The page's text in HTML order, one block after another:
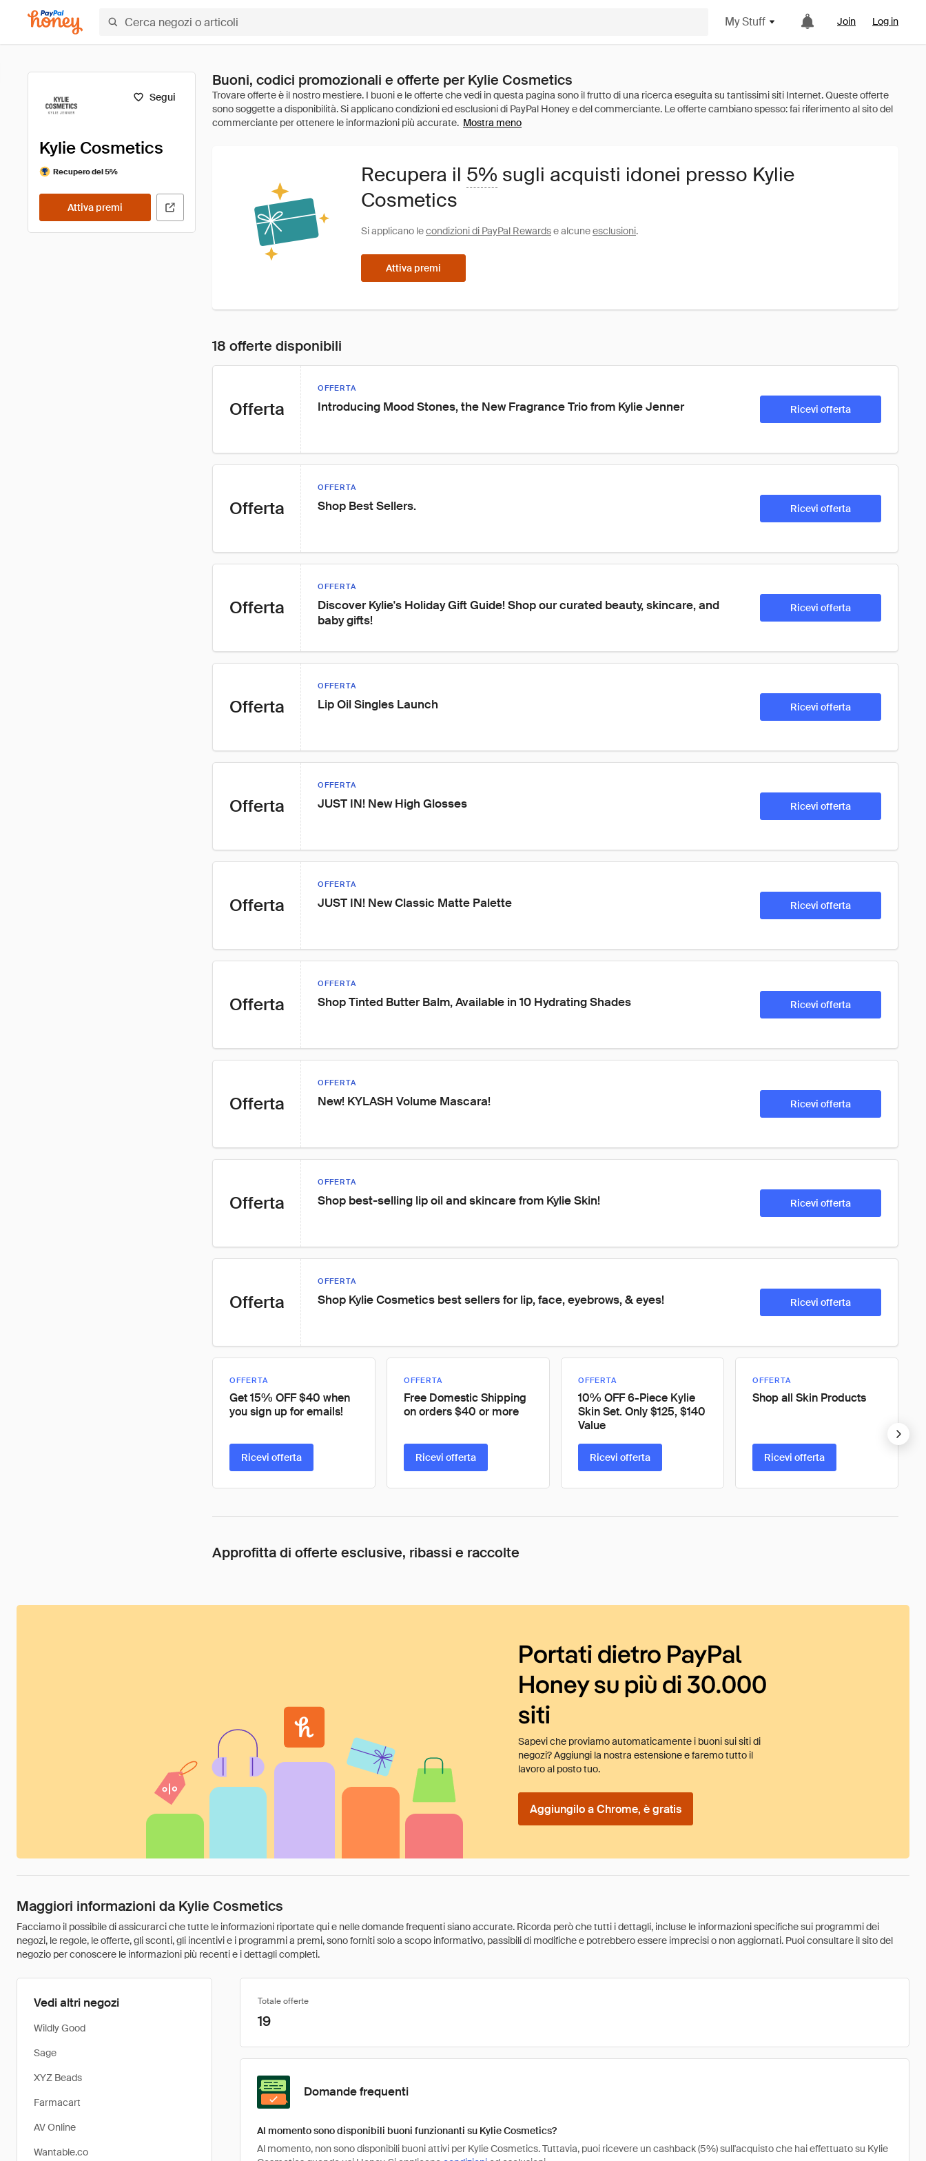
My Stuff Join Log in
Segui
Kylie Cosmetics
Recupero del 5%
Attiva premi
Buoni, codici promozionali e offerte per Kylie Cosmetics
Mostra meno
Recupera il 5% sugli acquisti idonei presso Kylie
Cosmetics
Si applicano lecondizioni di PayPal Rewardse alcuneesclusioni.
Attiva premi
18 offerte disponibili
Offerta
OFFERTA
Introducing Mood Stones, the New Fragrance Trio from Kylie Jenner Ricevi offerta
Offerta
OFFERTA
Shop Best Sellers. Ricevi offerta
Offerta
OFFERTA
Discover Kylie's Holiday Gift Guide! Shop our curated beauty, skincare, and
baby gifts!
Ricevi offerta
Offerta
OFFERTA
Lip Oil Singles Launch Ricevi offerta
Offerta
OFFERTA
JUST IN! New High Glosses Ricevi offerta
Offerta
OFFERTA
JUST IN! New Classic Matte Palette Ricevi offerta
Offerta
OFFERTA
Shop Tinted Butter Balm, Available in 10 Hydrating Shades Ricevi offerta
Offerta
OFFERTA
New! KYLASH Volume Mascara! Ricevi offerta
Offerta
OFFERTA
Shop best-selling lip oil and skincare from Kylie Skin! Ricevi offerta
Offerta
OFFERTA
Shop Kylie Cosmetics best sellers for lip, face, eyebrows, & eyes! Ricevi offerta
OFFERTA
Get 15% OFF $40 when
you sign up for emails!
Ricevi offerta
OFFERTA
Free Domestic Shipping
on orders $40 or more
Ricevi offerta
OFFERTA
10% OFF 6-Piece Kylie
Skin Set. Only $125, $140
Value
Ricevi offerta
OFFERTA
Shop all Skin Products
Ricevi offerta
Approfitta di offerte esclusive, ribassi e raccolte
Portati dietro PayPal
Honey su più di 30.000
siti
Sapevi che proviamo automaticamente i buoni sui siti di
negozi? Aggiungi la nostra estensione e faremo tutto il
lavoro al posto tuo.
Aggiungilo a Chrome, è gratis
Maggiori informazioni da Kylie Cosmetics
Facciamo il possibile di assicurarci che tutte le informazioni riportate qui e nelle domande frequenti siano accurate. Ricorda però che tutti i dettagli, incluse le informazioni specifiche sui programmi dei
negozi, le regole, le offerte, gli sconti, gli incentivi e i programmi a premi, sono forniti solo a scopo informativo, passibili di modifiche e potrebbero essere imprecisi o non aggiornati. Puoi consultare il sito del
negozio per conoscere le informazioni più recenti e i dettagli completi.
Vedi altri negozi
Wildly Good
Sage
XYZ Beads
Farmacart
AV Online
Wantable.co
Totale offerte
19
Domande frequenti
Al momento sono disponibili buoni funzionanti su Kylie Cosmetics?
Al momento, non sono disponibili buoni attivi per Kylie Cosmetics. Tuttavia, puoi ricevere un cashback (5%) sull'acquisto che hai effettuato su Kylie